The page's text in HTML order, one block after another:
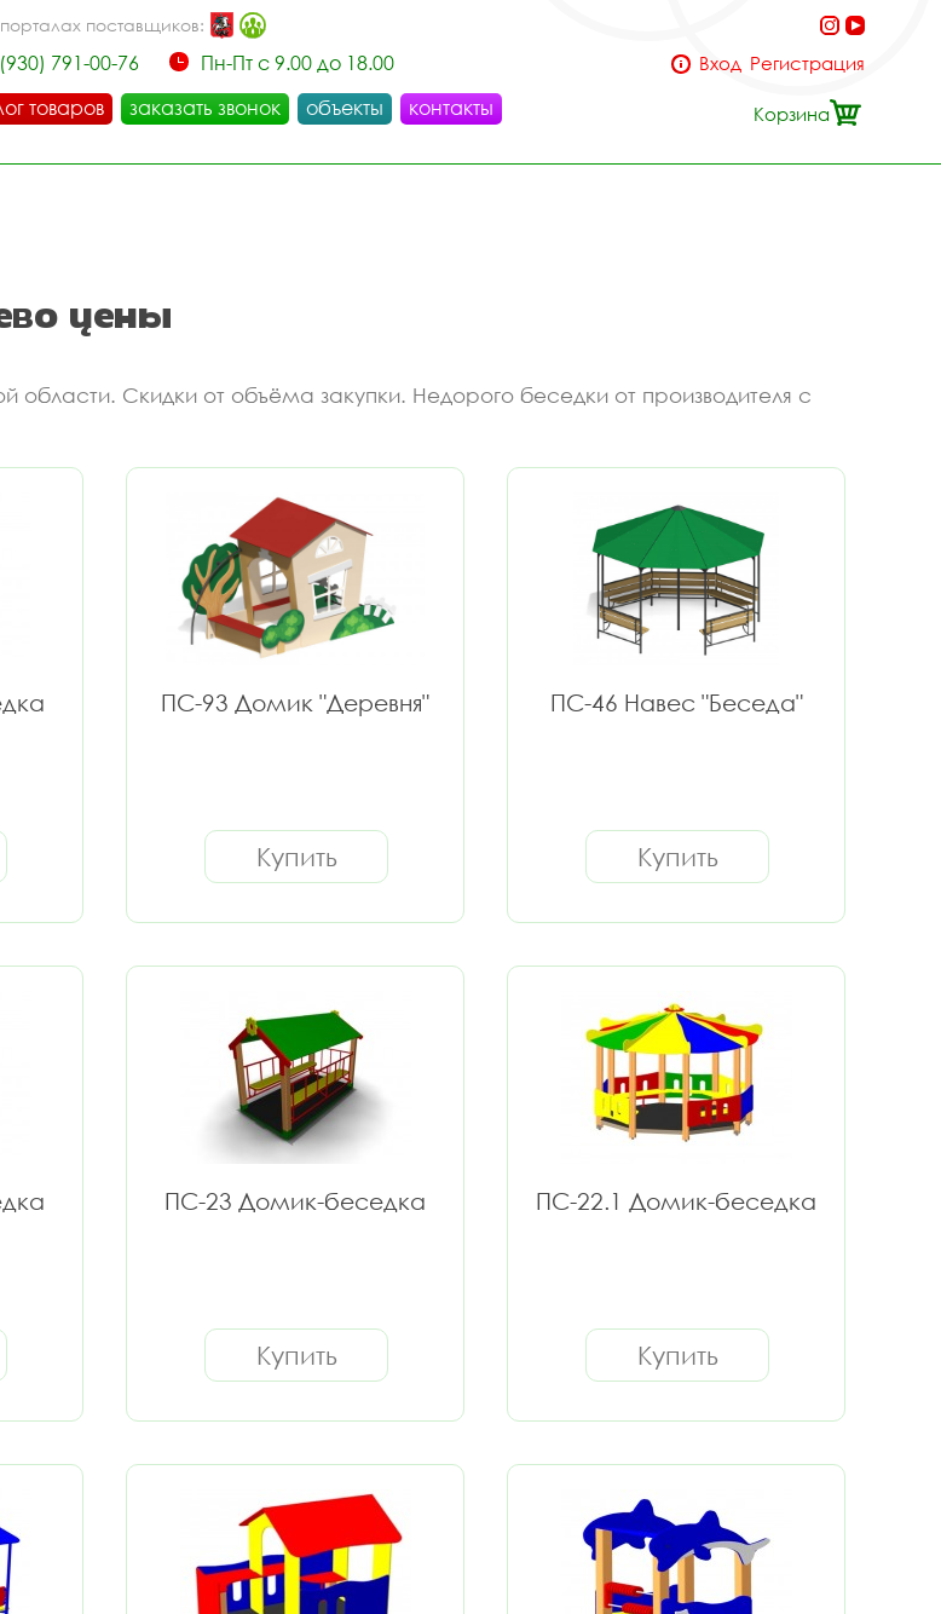
поставщиков:
791-00-76
Пн-Пт с 9.00 до 18.00
товаров
заказать звонок объекты контакты
Вход Регистрация
Корзина
цены
области. Скидки от объёма закупки. Недорого беседки от производителя с
ПС-93 Домик "Деревня"
Купить
ПС-46 Навес "Беседа"
Купить
ПС-23 Домик-беседка
Купить
ПС-22.1 Домик-беседка
Купить